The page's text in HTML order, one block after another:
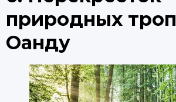
природных
Оанду